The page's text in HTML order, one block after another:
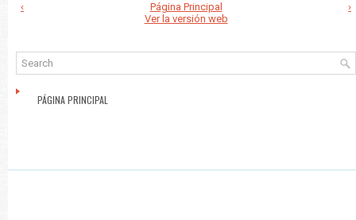
‹ ›
Página Principal
Ver la versión web
PÁGINA PRINCIPAL